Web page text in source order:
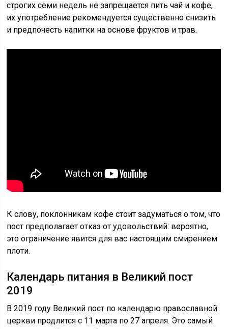
строгих семи недель не запрещается пить чай и кофе,
их употребление рекомендуется существенно снизить
и предпочесть напитки на основе фруктов и трав.
К слову, поклонникам кофе стоит задуматься о том, что
пост предполагает отказ от удовольствий: вероятно,
это ограничение явится для вас настоящим смирением
плоти.
Календарь питания в Великий пост
2019
В 2019 году Великий пост по календарю православной
церкви продлится с 11 марта по 27 апреля. Это самый